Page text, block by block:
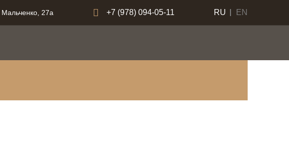
27а +7 (978) 094-05-11 RU EN